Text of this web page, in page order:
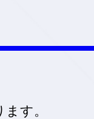
す。